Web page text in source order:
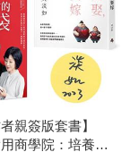
親簽版套書】
用商學院：培養理